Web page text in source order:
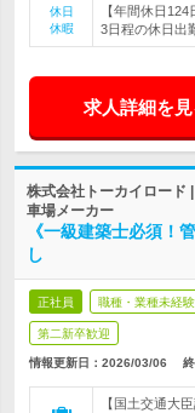
休日
休暇
【年間休日
3日程の休日
求人詳細を見
株式会社トーカイロード
車場メーカー
《一級建築士必須！
し
正社員 職種・業種未経
第二新卒歓迎
情報更新日：2026/03/06
【国土交通大